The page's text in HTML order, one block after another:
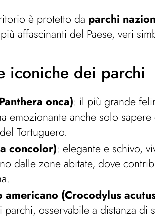
è protetto da parchi
affascinanti del Paese, veri
iconiche dei parchi
onca): il più grande
emozionante anche solo
Tortuguero.
concolor): elegante e schivo,
dalle zone abitate, dove
(Crocodylus
parchi, osservabile a distanza di